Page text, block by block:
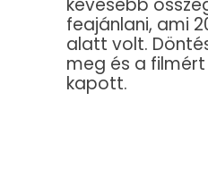
feajánlani, ami
alatt volt.
meg és a
kapott.